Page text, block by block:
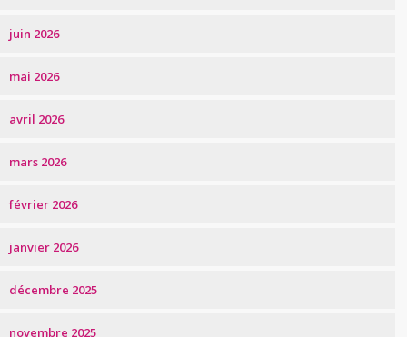
juin 2026
mai 2026
avril 2026
mars 2026
février 2026
janvier 2026
décembre 2025
novembre 2025